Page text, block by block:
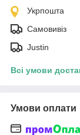
Укрпошта
Самовивіз
Justin
Всі умови
Умови оплати